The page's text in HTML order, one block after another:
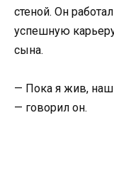
стеной. Он
успешную
сына.
— Пока я жив, наш
— говорил он.